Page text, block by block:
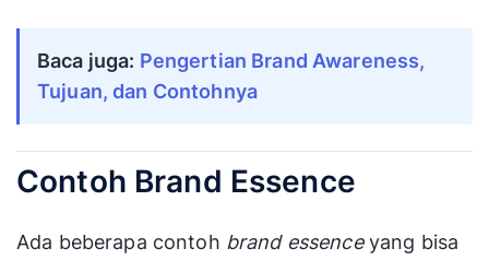
Baca juga: Pengertian Brand Awareness,
Tujuan, dan Contohnya
Contoh Brand Essence
Ada beberapa contoh brand essenceyang bisa